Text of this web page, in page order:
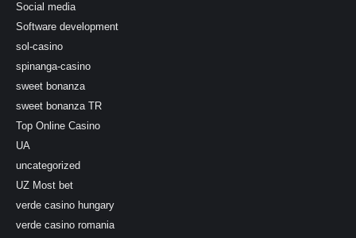
Social media
Software development
sol-casino
spinanga-casino
sweet bonanza
sweet bonanza TR
Top Online Casino
UA
uncategorized
UZ Most bet
verde casino hungary
verde casino romania